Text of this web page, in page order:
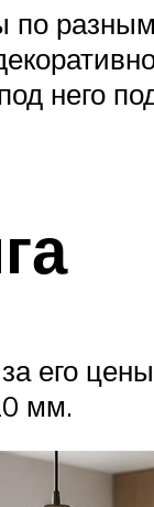
него
его
мм.